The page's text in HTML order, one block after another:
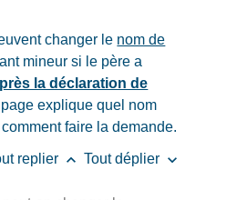
changer le nom de
mineur si le père a
la déclaration de
explique quel nom
faire la demande.
replier keyboard_arrow_up Tout déplier keyboard_arrow_down